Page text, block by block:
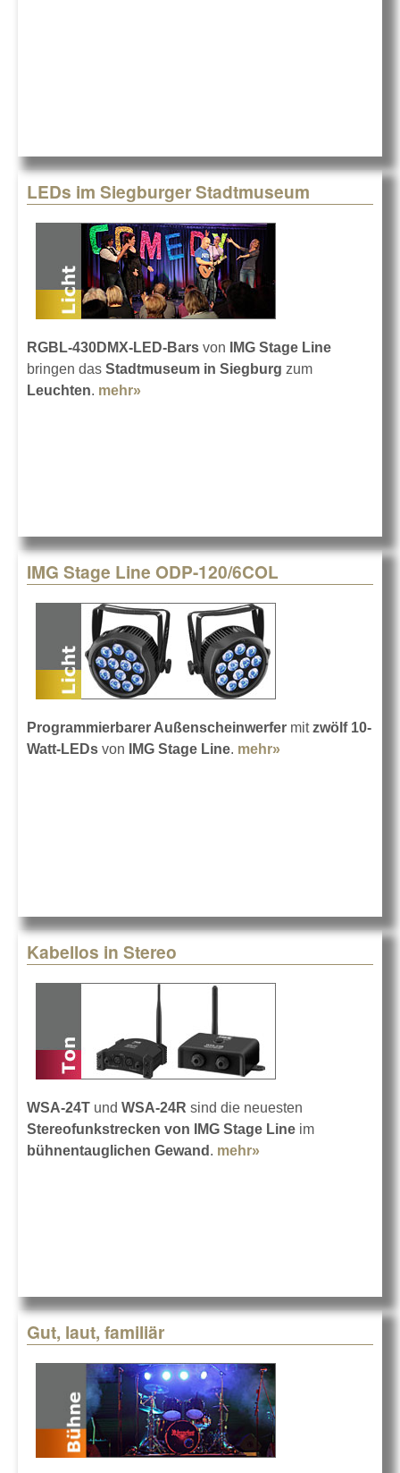
LEDs im Siegburger Stadtmuseum
RGBL-430DMX-LED-Bars von IMG Stage Line
bringen das Stadtmuseum in Siegburg zum
Leuchten. mehr»
IMG Stage Line ODP-120/6COL
Programmierbarer Außenscheinwerfer mitzwölf 10-
Watt-LEDs von IMG Stage Line. mehr»
Kabellos in Stereo
WSA-24T und WSA-24R sind die neuesten
Stereofunkstrecken von IMG Stage Line im
bühnentauglichen Gewand . mehr»
Gut, laut, familiär